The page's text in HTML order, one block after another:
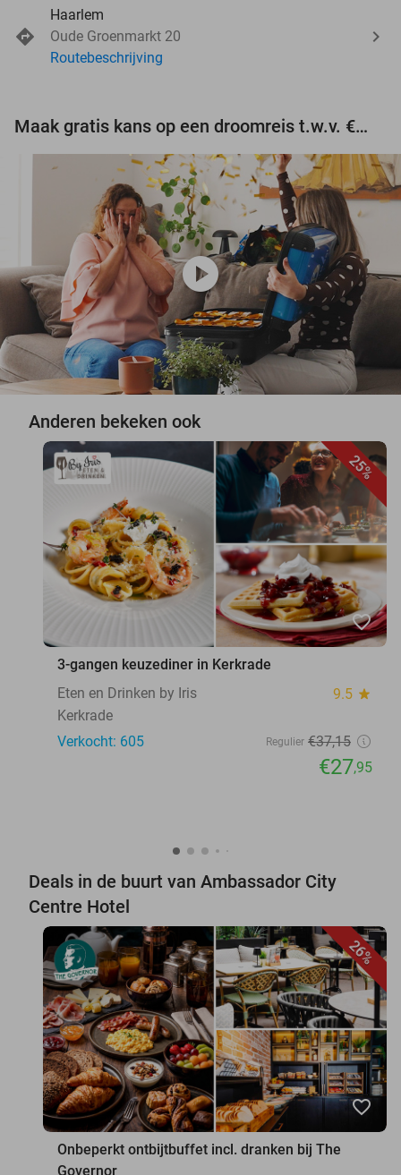
Haarlem
Oude Groenmarkt 20
Routebeschrijving
Maak gratis kans op een droomreis t.w.v. €3.000!
play_circle
Anderen bekeken ook
25%
favorite_border
3-gangen keuzediner in Kerkrade
Eten en Drinken by Iris
9.5 star
Kerkrade
Verkocht: 605
Regulier €37,15
€27,95
Deals in de buurt van Ambassador City
Centre Hotel
26%
favorite_border
Onbeperkt ontbijtbuffet incl. dranken bij The
Governor